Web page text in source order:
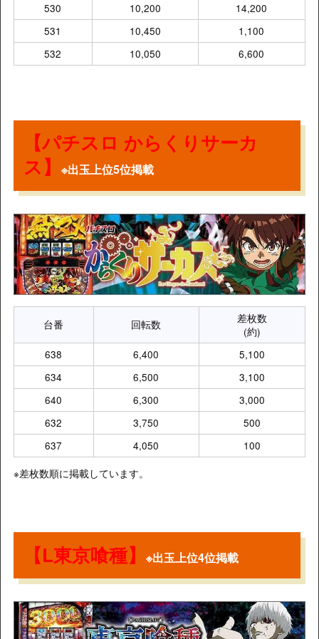
530
10,200
14,200
531
10,450
1,100
532
10,050 6,600
【パチスロ からくりサーカ
ス】※出玉上位5位掲載
台番 回転数
差枚数
(約)
638
6,400
5,100
634
6,500
3,100
640
6,300
3,000
632
3,750
500
637
4,050
100
※差枚数順に掲載しています。
【L東京喰種】※出玉上位4位掲載